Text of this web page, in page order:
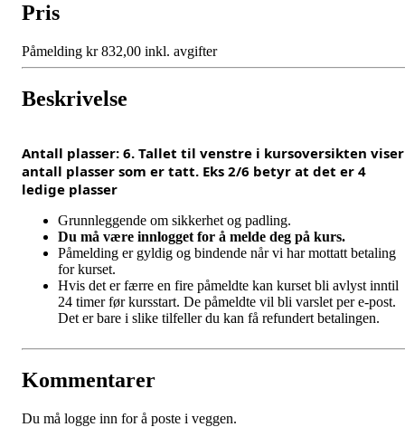
Pris
Påmelding kr 832,00 inkl. avgifter
Beskrivelse
Antall plasser: 6. Tallet til venstre i kursoversikten viser
antall plasser som er tatt. Eks 2/6 betyr at det er 4
ledige plasser
Grunnleggende om sikkerhet og padling.
Du må være innlogget for å melde deg på kurs.
Påmelding er gyldig og bindende når vi har mottatt betaling
for kurset.
Hvis det er færre en fire påmeldte kan kurset bli avlyst inntil
24 timer før kursstart. De påmeldte vil bli varslet per e-post.
Det er bare i slike tilfeller du kan få refundert betalingen.
Kommentarer
Du må logge inn for å poste i veggen.